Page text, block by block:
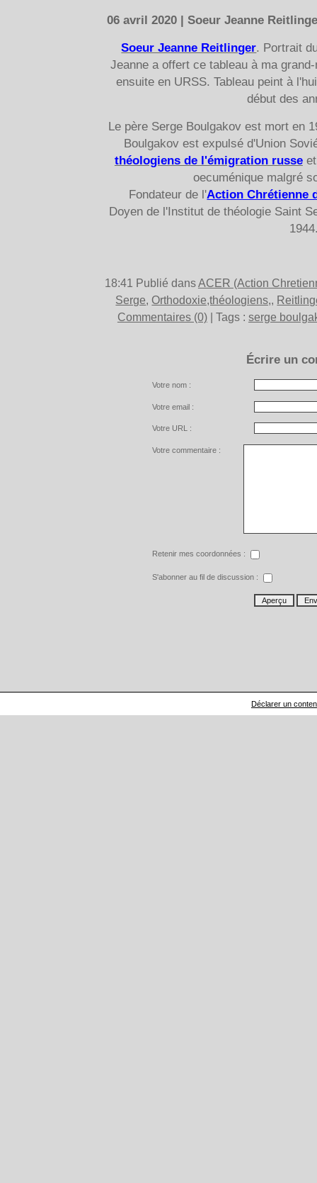
06 avril 2020 | Soeur Jeanne
Soeur Jeanne Reitlinger. Portrait
Jeanne a offert ce tableau à ma
ensuite en URSS. Tableau peint à
début des
Le père Serge Boulgakov est mort en
Boulgakov est expulsé d'Union
théologiens de l'émigration russeet
oecuménique malgré
Fondateur de l'Action Chrétienne
Doyen de l'Institut de théologie Saint
18:41 Publié dansACER (Action
Serge, Orthodoxie,théologiens,,
Commentaires (0)| Tags : serge
Écrire un
Votre nom :
Votre email :
Votre URL :
Votre commentaire :
Retenir mes coordonnées :
S'abonner au fil de discussion :
Déclarer un